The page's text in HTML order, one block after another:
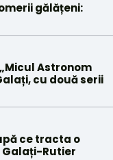
gălățeni:
Astronom
cu două serii
ce tracta o
Rutier